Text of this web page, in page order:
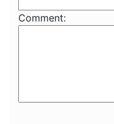
Comment: